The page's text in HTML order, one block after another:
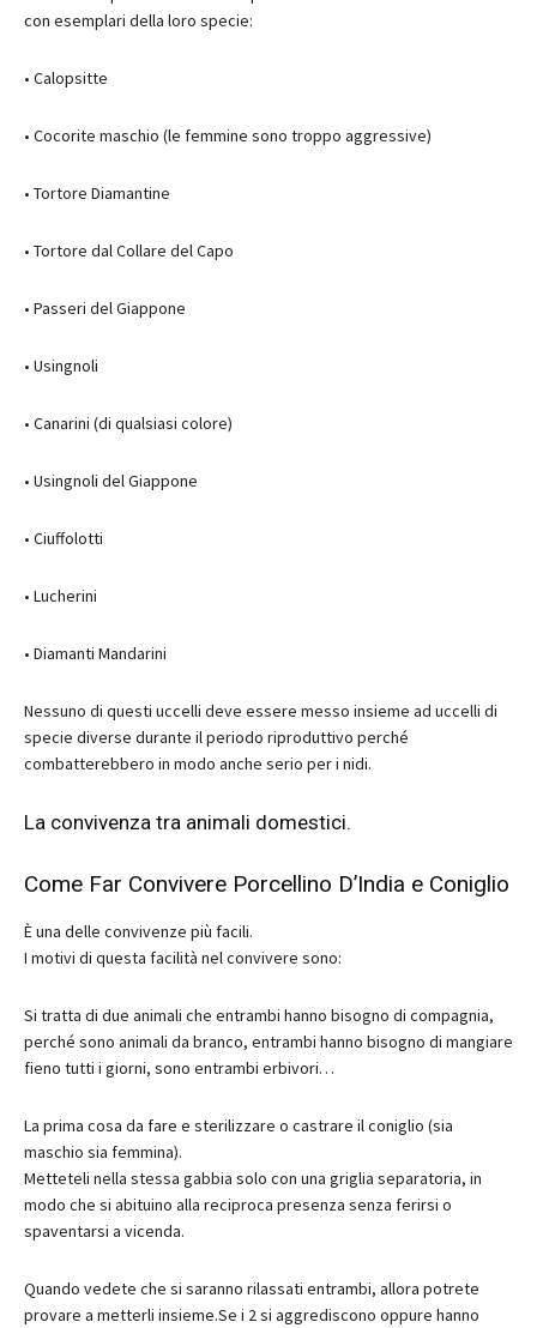
con esemplari della loro specie:
• Calopsitte
• Cocorite maschio (le femmine sono troppo aggressive)
• Tortore Diamantine
• Tortore dal Collare del Capo
• Passeri del Giappone
• Usingnoli
• Canarini (di qualsiasi colore)
• Usingnoli del Giappone
• Ciuffolotti
• Lucherini
• Diamanti Mandarini
Nessuno di questi uccelli deve essere messo insieme ad uccelli di
specie diverse durante il periodo riproduttivo perché
combatterebbero in modo anche serio per i nidi.
La convivenza tra animali domestici.
Come Far Convivere Porcellino D’India e Coniglio
È una delle convivenze più facili.
I motivi di questa facilità nel convivere sono:
Si tratta di due animali che entrambi hanno bisogno di compagnia,
perché sono animali da branco, entrambi hanno bisogno di mangiare
fieno tutti i giorni, sono entrambi erbivori…
La prima cosa da fare e sterilizzare o castrare il coniglio (sia
maschio sia femmina).
Metteteli nella stessa gabbia solo con una griglia separatoria, in
modo che si abituino alla reciproca presenza senza ferirsi o
spaventarsi a vicenda.
Quando vedete che si saranno rilassati entrambi, allora potrete
provare a metterli insieme.Se i 2 si aggrediscono oppure hanno